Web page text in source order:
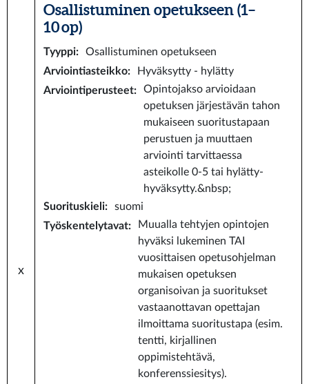
x
Osallistuminen opetukseen (1–
10 op)
Tyyppi:
Osallistuminen opetukseen
Arviointiasteikko:
Hyväksytty - hylätty
Arviointiperusteet:
Opintojakso arvioidaan
opetuksen järjestävän tahon
mukaiseen suoritustapaan
perustuen ja muuttaen
arviointi tarvittaessa
asteikolle 0-5 tai hylätty-
hyväksytty.&nbsp;
Suorituskieli:
suomi
Työskentelytavat:
Muualla tehtyjen opintojen
hyväksi lukeminen TAI
vuosittaisen opetusohjelman
mukaisen opetuksen
organisoivan ja suoritukset
vastaanottavan opettajan
ilmoittama suoritustapa (esim.
tentti, kirjallinen
oppimistehtävä,
konferenssiesitys).